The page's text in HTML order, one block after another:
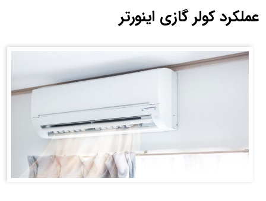
عملکرد کولر گازی اینورتر